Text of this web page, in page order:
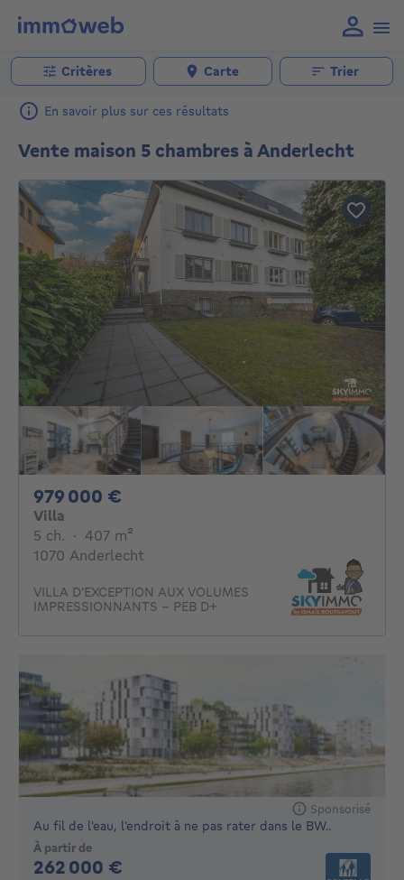
Critères Carte Trier
En savoir plus sur ces résultats
Vente maison 5 chambres à Anderlecht
979 000 €
Villa
5 ch. 5 chambres
· 407 m²
1070 Anderlecht
VILLA D’EXCEPTION AUX VOLUMES
IMPRESSIONNANTS - PEB D+
Sponsorisé
Au fil de l'eau, l'endroit à ne pas rater dans le BW..
À partir de
262 000 €